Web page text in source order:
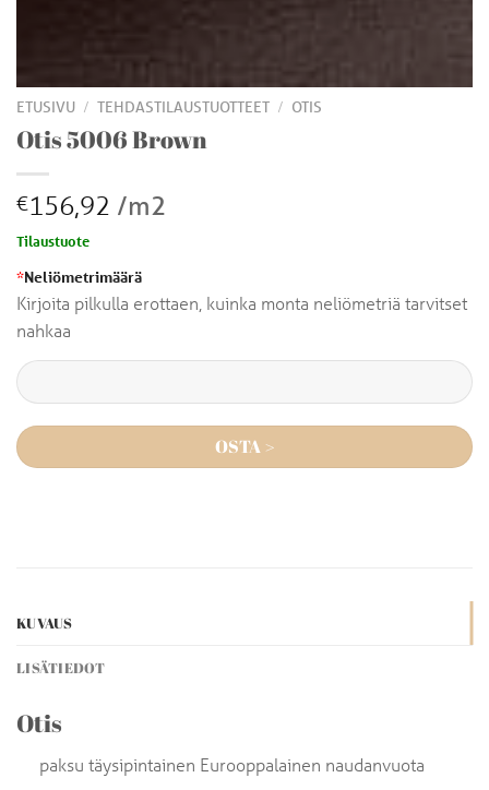
ETUSIVU / TEHDASTILAUSTUOTTEET / OTIS
Otis 5006 Brown
€156,92 /m2
Tilaustuote
*Neliömetrimäärä
Kirjoita pilkulla erottaen, kuinka monta neliömetriä tarvitset
nahkaa
OSTA >
KUVAUS
LISÄTIEDOT
Otis
paksu täysipintainen Eurooppalainen naudanvuota